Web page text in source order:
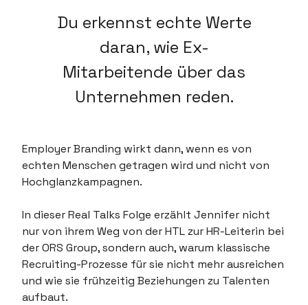
Du erkennst echte Werte
daran, wie Ex-
Mitarbeitende über das
Unternehmen reden.
Employer Branding wirkt dann, wenn es von
echten Menschen getragen wird und nicht von
Hochglanzkampagnen.
In dieser Real Talks Folge erzählt Jennifer nicht
nur von ihrem Weg von der HTL zur HR-Leiterin bei
der ORS Group, sondern auch, warum klassische
Recruiting-Prozesse für sie nicht mehr ausreichen
und wie sie frühzeitig Beziehungen zu Talenten
aufbaut.